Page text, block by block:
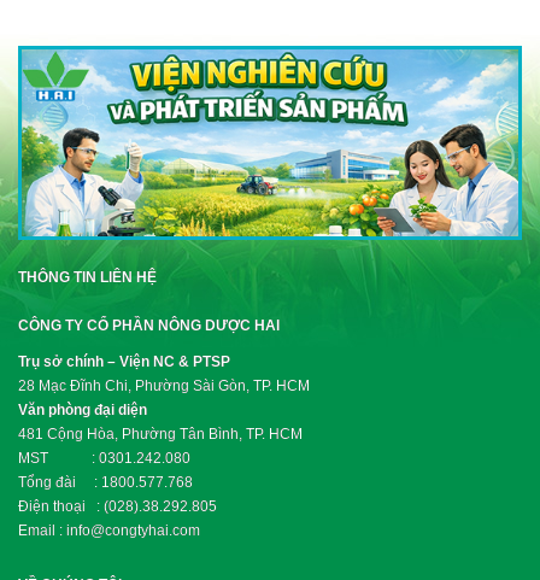
THÔNG TIN LIÊN HỆ
CÔNG TY CỔ PHẦN NÔNG DƯỢC HAI
Trụ sở chính – Viện NC & PTSP
28 Mạc Đĩnh Chi, Phường Sài Gòn, TP. HCM
Văn phòng đại diện
481 Cộng Hòa, Phường Tân Bình, TP. HCM
MST : 0301.242.080
Tổng đài : 1800.577.768
Điện thoại : (028).38.292.805
Email : info@congtyhai.com